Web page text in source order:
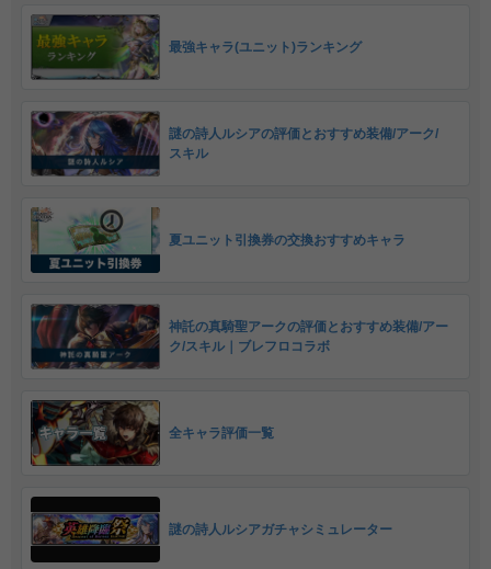
最強キャラ(ユニット)ランキング
謎の詩人ルシアの評価とおすすめ装備/アーク/
スキル
夏ユニット引換券の交換おすすめキャラ
神託の真騎聖アークの評価とおすすめ装備/アー
ク/スキル｜ブレフロコラボ
全キャラ評価一覧
謎の詩人ルシアガチャシミュレーター